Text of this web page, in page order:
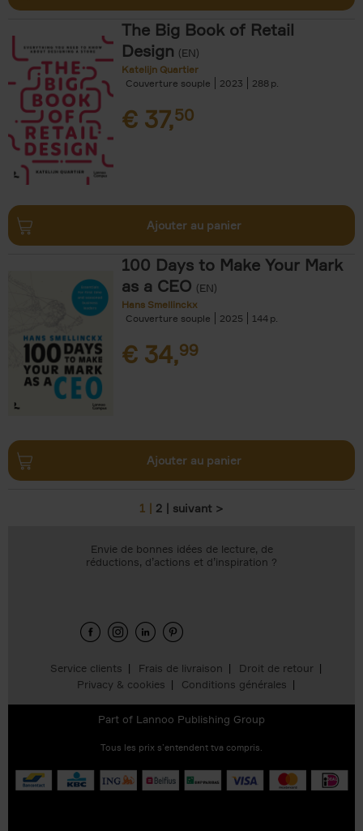
The Big Book of Retail
Design (EN)
Katelijn Quartier
Couverture souple
2023 288
€ 37,50
Ajouter au panier
100 Days to Make Your Mark
as a CEO (EN)
Hans Smellinckx
Couverture souple
2025 144
€ 34,99
Ajouter au panier
1 2 suivant >
Service clients Frais de livraison
Droit de retour
Privacy & cookies
Conditions générales
Envie de bonnes idées de lecture, de
réductions, d’actions et d’inspiration ?
Part of Lannoo Publishing Group
Tous les prix s’entendent tva compris.